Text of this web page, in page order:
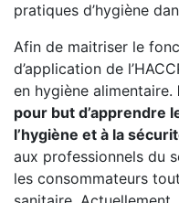
pratiques d’hygiène
Afin de maitriser le
d’application de
en hygiène alimentaire.
pour but d’apprendre
l’hygiène et à la
aux professionnels du
les consommateurs